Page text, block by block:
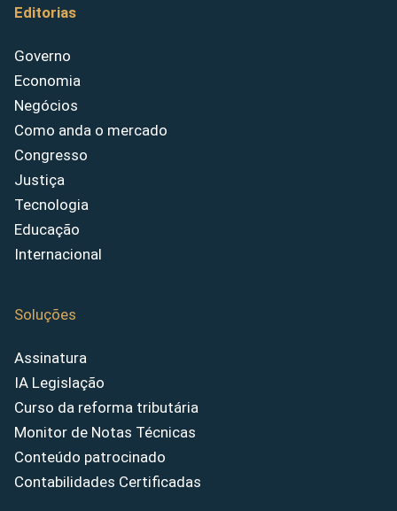
Editorias
Governo
Economia
Negócios
Como anda o mercado
Congresso
Justiça
Tecnologia
Educação
Internacional
Soluções
Assinatura
IA Legislação
Curso da reforma tributária
Monitor de Notas Técnicas
Conteúdo patrocinado
Contabilidades Certificadas